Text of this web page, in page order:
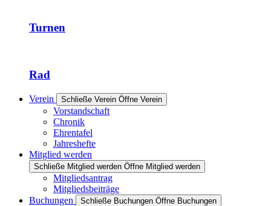
Turnen
Rad
Verein Schließe Verein Öffne Verein
Vorstandschaft
Chronik
Ehrentafel
Jahreshefte
Mitglied werden
Schließe Mitglied werden Öffne Mitglied werden
Mitgliedsantrag
Mitgliedsbeiträge
Buchungen
Schließe Buchungen Öffne Buchungen